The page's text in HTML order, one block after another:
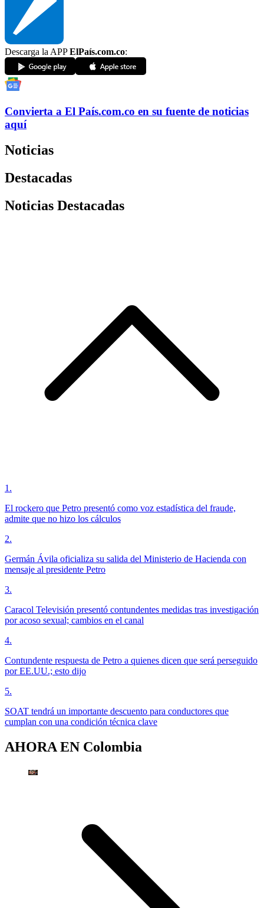
Descarga la APPElPaís.com.co:
Convierta a El País.com.co en su fuente de noticias
aquí
Noticias
Destacadas
Noticias Destacadas
1 .
El rockero que Petro presentó como voz estadística del fraude,
admite que no hizo los cálculos
2.
Germán Ávila oficializa su salida del Ministerio de Hacienda con
mensaje al presidente Petro
3.
Caracol Televisión presentó contundentes medidas tras investigación
por acoso sexual; cambios en el canal
4.
Contundente respuesta de Petro a quienes dicen que será perseguido
por EE.UU.; esto dijo
5.
SOAT tendrá un importante descuento para conductores que
cumplan con una condición técnica clave
AHORA EN Colombia